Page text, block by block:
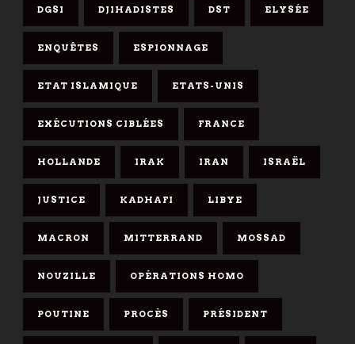
DGSI DJIHADISTES DST ELYSÉE
ENQUÊTES ESPIONNAGE
ETAT ISLAMIQUE ETATS-UNIS
EXÉCUTIONS CIBLÉES FRANCE
HOLLANDE IRAK IRAN ISRAËL
JUSTICE KADHAFI LIBYE
MACRON MITTERRAND MOSSAD
NOUZILLE OPÉRATIONS HOMO
POUTINE PROCÈS PRÉSIDENT